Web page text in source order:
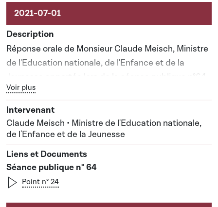
Réponse orale de Monsieur Claude Meisch, Ministre
de l'Education nationale, de l'Enfance et de la
Jeunesse apportée lors de la séance publique n°64
Bouton graphique servant à afficher ou cacher tous les
Voir plus
Claude Meisch • Ministre de l'Education nationale,
de l'Enfance et de la Jeunesse
Séance publique n° 64
Point n° 24